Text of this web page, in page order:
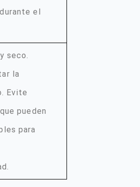
el
seco.
la
Evite
pueden
para